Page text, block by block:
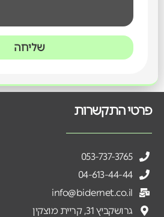
שליחה
פרטי התקשרות
053-737-3765
04-613-44-44
info@bidernet.co.il
גרושקביץ 31, קריית מוצקין